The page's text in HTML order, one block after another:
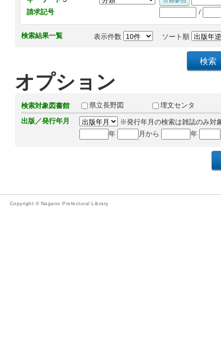
請求記号
/
検索結果一覧 表示件数 ソート順
オプション
検索対象図書館 県立長野図
埋文センタ
出版／発行年月
※発行年月の検索は雑誌のみ対
年
月から 年
Copyright © Nagano Prefectural Library